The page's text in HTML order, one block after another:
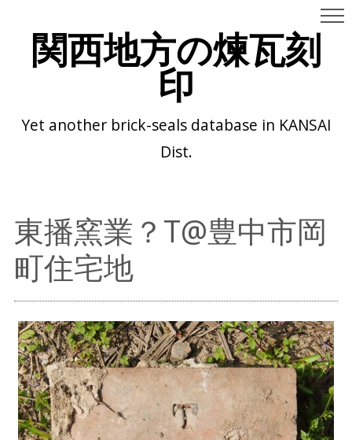
関西地方の煉瓦刻
印
Yet another brick-seals database in KANSAI
Dist.
東播窯業？T@豊中市岡
町住宅地